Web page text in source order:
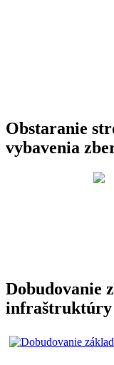
Obstaranie
vybavenia
Dobudovanie
infraštruktúry